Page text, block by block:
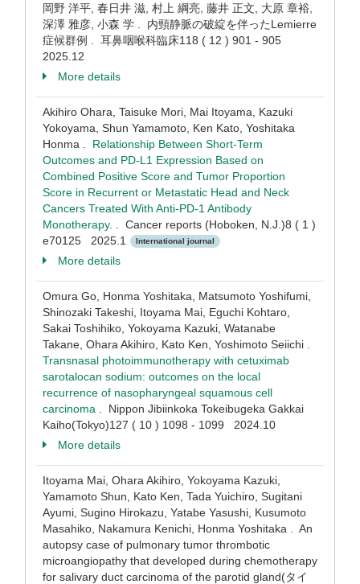
岡野 洋平, 春日井 滋, 村上 綱亮, 藤井 正文, 大原 章裕,
深澤 雅彦, 小森 学 . 内頸静脈の破綻を伴ったLemierre
症候群例 . 耳鼻咽喉科臨床118 ( 12 ) 901 - 905
2025.12
More details
Akihiro Ohara, Taisuke Mori, Mai Itoyama, Kazuki
Yokoyama, Shun Yamamoto, Ken Kato, Yoshitaka
Honma . Relationship Between Short-Term
Outcomes and PD-L1 Expression Based on
Combined Positive Score and Tumor Proportion
Score in Recurrent or Metastatic Head and Neck
Cancers Treated With Anti-PD-1 Antibody
Monotherapy.
. Cancer reports (Hoboken, N.J.)8 ( 1 )
e70125 2025.1
International journal
More details
Omura Go, Honma Yoshitaka, Matsumoto Yoshifumi,
Shinozaki Takeshi, Itoyama Mai, Eguchi Kohtaro,
Sakai Toshihiko, Yokoyama Kazuki, Watanabe
Takane, Ohara Akihiro, Kato Ken, Yoshimoto Seiichi .
Transnasal photoimmunotherapy with cetuximab
sarotalocan sodium: outcomes on the local
recurrence of nasopharyngeal squamous cell
carcinoma . Nippon Jibiinkoka Tokeibugeka Gakkai
Kaiho(Tokyo)127 ( 10 ) 1098 - 1099 2024.10
More details
Itoyama Mai, Ohara Akihiro, Yokoyama Kazuki,
Yamamoto Shun, Kato Ken, Tada Yuichiro, Sugitani
Ayumi, Sugino Hirokazu, Yatabe Yasushi, Kusumoto
Masahiko, Nakamura Kenichi, Honma Yoshitaka . An
autopsy case of pulmonary tumor thrombotic
microangiopathy that developed during chemotherapy
for salivary duct carcinoma of the parotid gland(タイ